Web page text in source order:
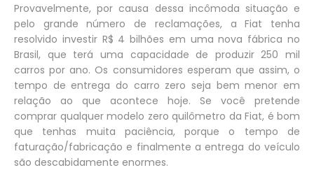
Provavelmente, por causa dessa incômoda situação e
pelo grande número de reclamações, a Fiat tenha
resolvido investir R$ 4 bilhões em uma nova fábrica no
Brasil, que terá uma capacidade de produzir 250 mil
carros por ano. Os consumidores esperam que assim, o
tempo de entrega do carro zero seja bem menor em
relação ao que acontece hoje. Se você pretende
comprar qualquer modelo zero quilômetro da Fiat, é bom
que tenhas muita paciência, porque o tempo de
faturação/fabricação e finalmente a entrega do veículo
são descabidamente enormes.